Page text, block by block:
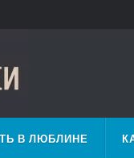
В ЛЮБЛИНЕ